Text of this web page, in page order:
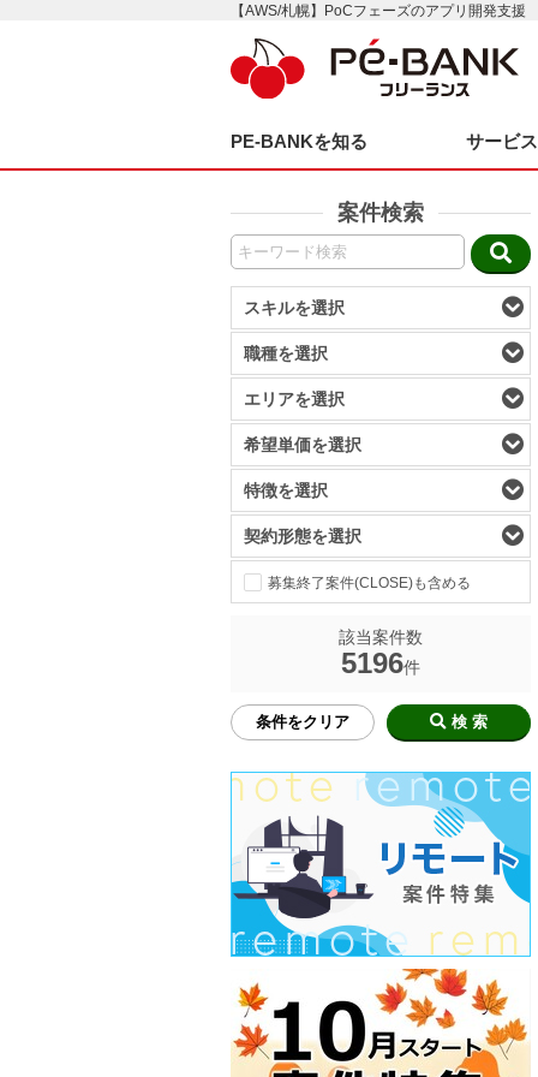
【AWS/札幌】PoCフェーズのアプリ開発支援
PE-BANKを知る サービ
案件検索
スキルを選択
職種を選択
エリアを選択
希望単価を選択
特徴を選択
契約形態を選択
募集終了案件(CLOSE)も含める
該当案件数
5196件
条件をクリア 検 索